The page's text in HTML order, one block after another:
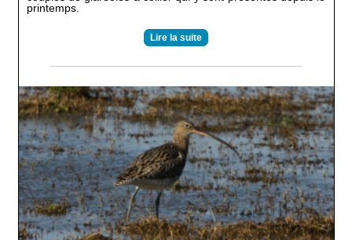
printemps.
Lire la suite